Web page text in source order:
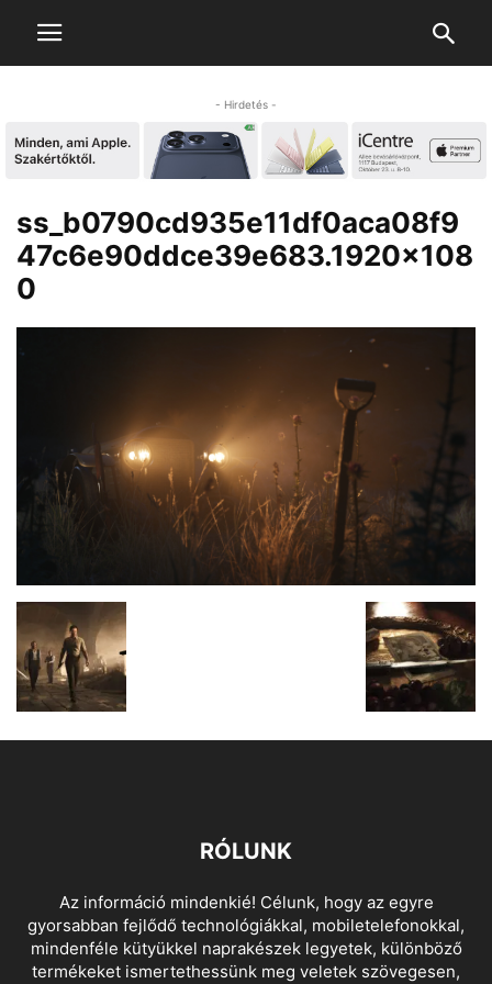
- Hirdetés -
ss_b0790cd935e11df0aca08f9
47c6e90ddce39e683.1920×108
0
RÓLUNK
Az információ mindenkié! Célunk, hogy az egyre
gyorsabban fejlődő technológiákkal, mobiletelefonokkal,
mindenféle kütyükkel naprakészek legyetek, különböző
termékeket ismertethessünk meg veletek szövegesen,